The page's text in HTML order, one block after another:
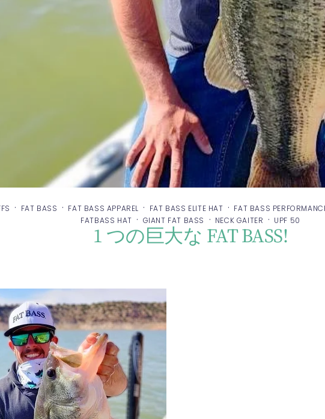
· FAT BASS · FAT BASS APPAREL · FAT BASS ELITE HAT · FAT BASS
FATBASS HAT · GIANT FAT BASS · NECK GAITER · UPF 50
1 つの巨大な FAT BASS!